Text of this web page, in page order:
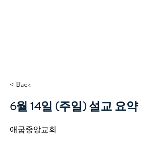
< Back
6월 14일 (주일) 설교 요약
애굽중앙교회